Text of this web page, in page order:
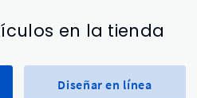
en la tienda
Diseñar en línea